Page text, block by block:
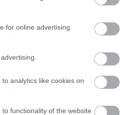
for online advertising
analytics like cookies on
functionality of the website
δεν
ότι ως
μία από
Νέγκαν που